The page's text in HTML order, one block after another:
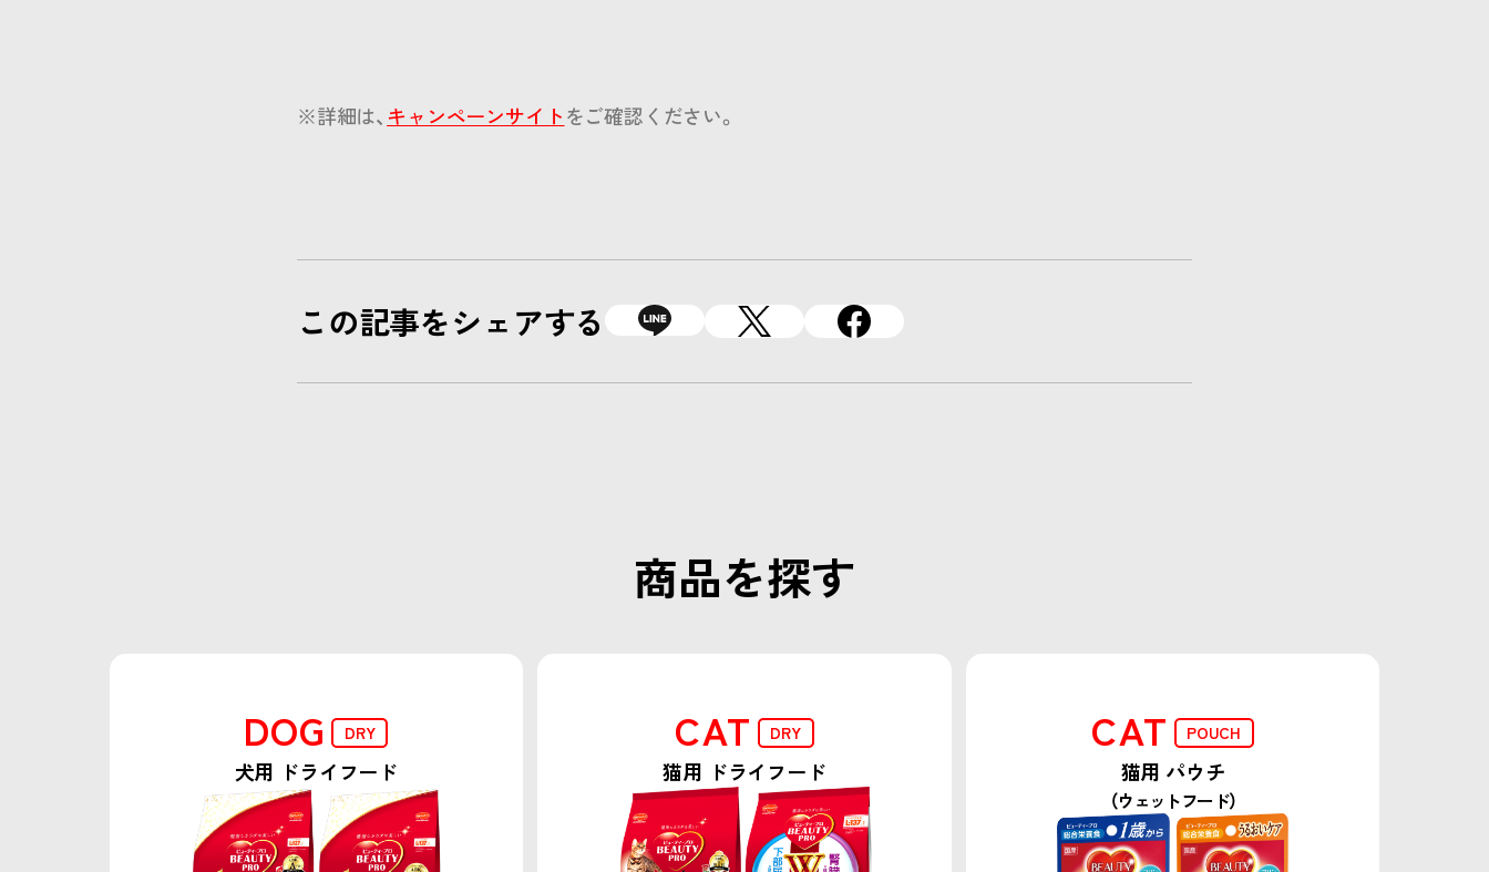
※詳細は、 キャンペーンサイトをご確認ください。
この記事をシェアする
商品を探す
DOG DRY
犬用 ドライフード
CAT DRY
猫用 ドライフード
CAT POUCH
猫用 パウチ
（ウェットフード）